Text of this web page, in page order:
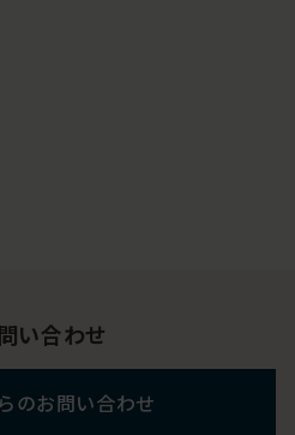
い合わせ
のお問い合わせ